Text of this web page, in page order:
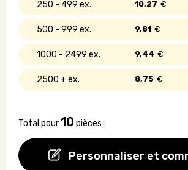
Personnaliser et
250 - 499 10,27 €
500 - 999 9,81 €
1000 - 2499 9,44 €
2500 + 8,75 €
Total pour10 pièces :